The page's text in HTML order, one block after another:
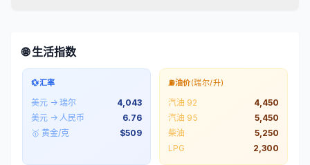
🌐 生活指数
💱汇率
美元 → 瑞尔
4,043
美元 → 人民币
6.76
🥇 黄金/克
$509
⛽油价(瑞尔/升)
汽油 92
4,450
汽油 95
5,450
柴油
5,250
LPG
2,300